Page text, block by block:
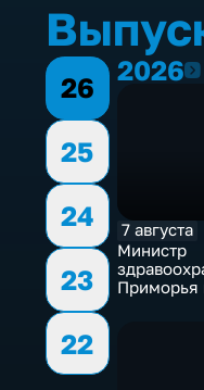
26
25
24
23
22
20262026
7 августа
Министр
Приморья